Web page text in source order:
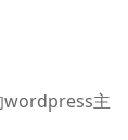
wordpress主